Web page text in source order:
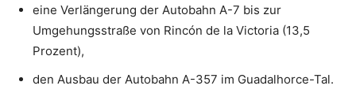
eine Verlängerung der Autobahn A-7 bis zur
Umgehungsstraße von Rincón de la Victoria (13,5
Prozent),
den Ausbau der Autobahn A-357 im Guadalhorce-Tal.